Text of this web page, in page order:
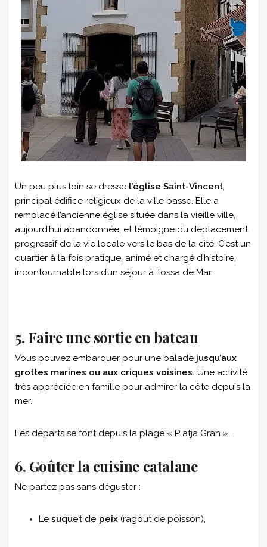
Un peu plus loin se dresse l’église Saint-Vincent,
principal édifice religieux de la ville basse. Elle a
remplacé l’ancienne église située dans la vieille ville,
aujourd’hui abandonnée, et témoigne du déplacement
progressif de la vie locale vers le bas de la cité. C’est un
quartier à la fois pratique, animé et chargé d’histoire,
incontournable lors d’un séjour à Tossa de Mar.
5. Faire une sortie en bateau
Vous pouvez embarquer pour une balade jusqu’aux
grottes marines ou aux criques voisines. Une activité
très appréciée en famille pour admirer la côte depuis la
mer.
Les départs se font depuis la plage « Platja Gran ».
6. Goûter la cuisine catalane
Ne partez pas sans déguster :
Le suquet de peix (ragout de poisson),